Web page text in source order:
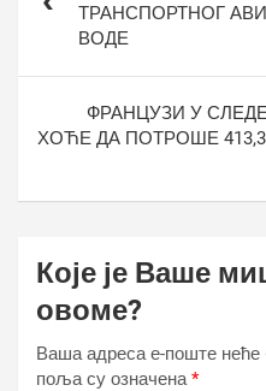
ТРАНСПОРТНОГ
ВОДЕ
ФРАНЦУЗИ У
ХОЋЕ ДА ПОТРОШЕ
Које је Ваше
овоме?
Ваша адреса е-поште неће
поља су означена*